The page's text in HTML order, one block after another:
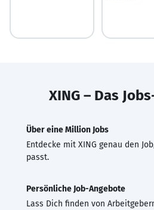
XING – Das
Über eine Million Jobs
Entdecke mit XING genau den
passt.
Persönliche Job-Angebote
Lass Dich finden von